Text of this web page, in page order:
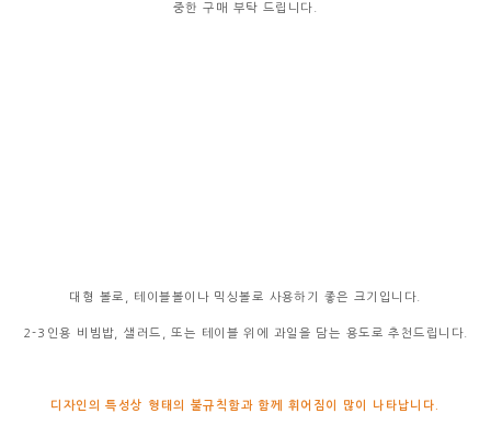
중한 구매 부탁 드립니다.
대형 볼로, 테이블볼이나 믹싱볼로 사용하기 좋은 크기입니다.
2-3인용 비빔밥, 샐러드, 또는 테이블 위에 과일을 담는 용도로 추천드립니다.
디자인의 특성상 형태의 불규칙함과 함께 휘어짐이 많이 나타납니다.